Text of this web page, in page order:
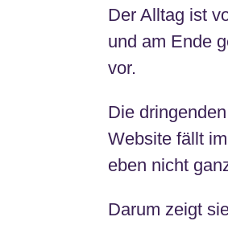
Der Alltag ist
und am Ende
vor.
Die
Website fällt
eben nicht
Darum zeigt